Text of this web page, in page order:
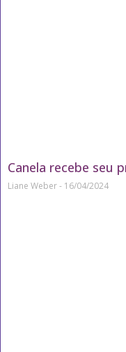
Canela recebe seu
Liane Weber 16/04/2024